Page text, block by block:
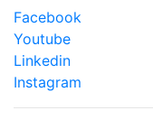
Facebook
Youtube
Linkedin
Instagram